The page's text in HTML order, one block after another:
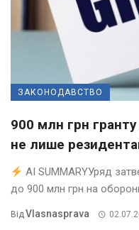
ЗАКОНОДАВСТВО
900 млн грн
не лише
AI SUMMARYУряд
до 900 млн грн на
ВідVlasnasprava